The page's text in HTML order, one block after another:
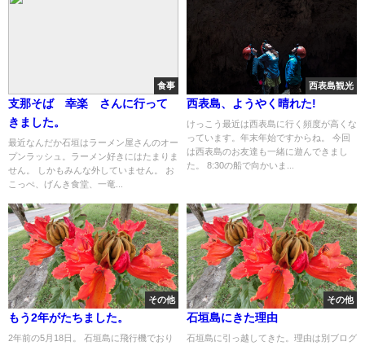
食事
支那そば 幸楽 さんに行って
きました。
最近なんだか石垣はラーメン屋さんのオー
プンラッシュ。ラーメン好きにはたまりま
せん。 しかもみんな外していません。 お
こっぺ、げんき食堂、一竜...
西表島観光
西表島、ようやく晴れた!
けっこう最近は西表島に行く頻度が高くな
っています。年末年始ですからね。 今回
は西表島のお友達も一緒に遊んできまし
た。 8:30の船で向かいま...
その他
もう2年がたちました。
2年前の5月18日。 石垣島に飛行機でおり
その他
石垣島にきた理由
石垣島に引っ越してきた。理由は別ブログ